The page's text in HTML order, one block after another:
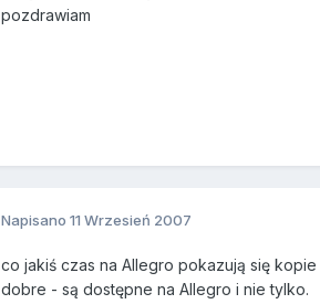
pozdrawiam
Napisano 11 Wrzesień 2007
co jakiś czas na Allegro pokazują się
dobre - są dostępne na Allegro i nie tylko.